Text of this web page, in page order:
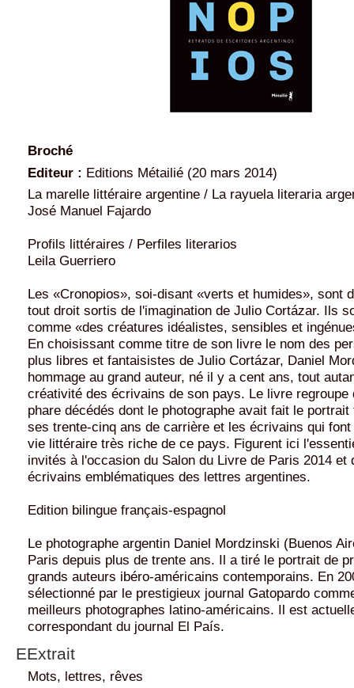
Broché
Editeur : Editions Métailié (20 mars 2014)
La marelle littéraire argentine / La rayuela literaria
José Manuel Fajardo
Profils littéraires / Perfiles literarios
Leila Guerriero
Les «Cronopios», soi-disant «verts et humides», sont
tout droit sortis de l'imagination de Julio Cortázar. Ils
comme «des créatures idéalistes, sensibles et
En choisissant comme titre de son livre le nom des
plus libres et fantaisistes de Julio Cortázar, Daniel
hommage au grand auteur, né il y a cent ans, tout
créativité des écrivains de son pays. Le livre regroupe
phare décédés dont le photographe avait fait le portrait
ses trente-cinq ans de carrière et les écrivains qui
vie littéraire très riche de ce pays. Figurent ici
invités à l'occasion du Salon du Livre de Paris 2014 et
écrivains emblématiques des lettres argentines.
Edition bilingue français-espagnol
Le photographe argentin Daniel Mordzinski (Buenos
Paris depuis plus de trente ans. Il a tiré le portrait de
grands auteurs ibéro-américains contemporains. En
sélectionné par le prestigieux journal Gatopardo
meilleurs photographes latino-américains. Il est
correspondant du journal El País.
EExtrait
Mots, lettres, rêves